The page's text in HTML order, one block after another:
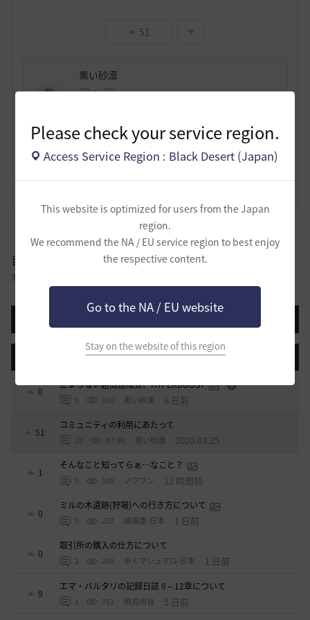
Please check your service region.
Access Service Region : Black Desert (Japan)
This website is optimized for users from the Japan
region.
We recommend the NA / EU service region to best enjoy
the respective content.
Go to the NA / EU website
Stay on the website of this region
51
黒い砂漠
3 4
Lv 非公開
自由掲示板
黒い砂漠に関する様々なテーマについて話し合える自由掲示板です。
検索順 コメント順 推奨順
0
止まらない超高速成長、HYPERBOOST
0 930 黒い砂漠 6 日前
51
コミュニティの利用にあたって
18 47.8K 黒い砂漠 2020.03.25
1
そんなこと知ってらぁ…なこと？
0 149 ノウワン 12 時間前
0
ミルの木遺跡(狩場)への行き方について
0 257 威璃亜-日本 1 日前
0
取引所の購入の仕方について
2 289 歩くマシュマロ-日本 1 日前
9
エマ・バルタリの記録日誌 9～12章について
1 751 飛鳥雨音 5 日前